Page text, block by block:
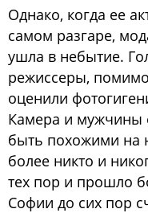
Однако, когда ее
самом разгаре,
ушла в небытие.
режиссеры, помимо
оценили
Камера и мужчины
быть похожими на
более никто и
тех пор и прошло
Софии до сих пор